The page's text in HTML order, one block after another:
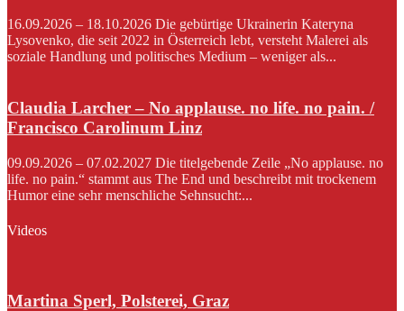
16.09.2026 – 18.10.2026 Die gebürtige Ukrainerin Kateryna
Lysovenko, die seit 2022 in Österreich lebt, versteht Malerei als
soziale Handlung und politisches Medium – weniger als...
Claudia Larcher – No applause. no life. no pain. /
Francisco Carolinum Linz
09.09.2026 – 07.02.2027 Die titelgebende Zeile „No applause. no
life. no pain.“ stammt aus The End und beschreibt mit trockenem
Humor eine sehr menschliche Sehnsucht:...
Videos
Martina Sperl, Polsterei, Graz